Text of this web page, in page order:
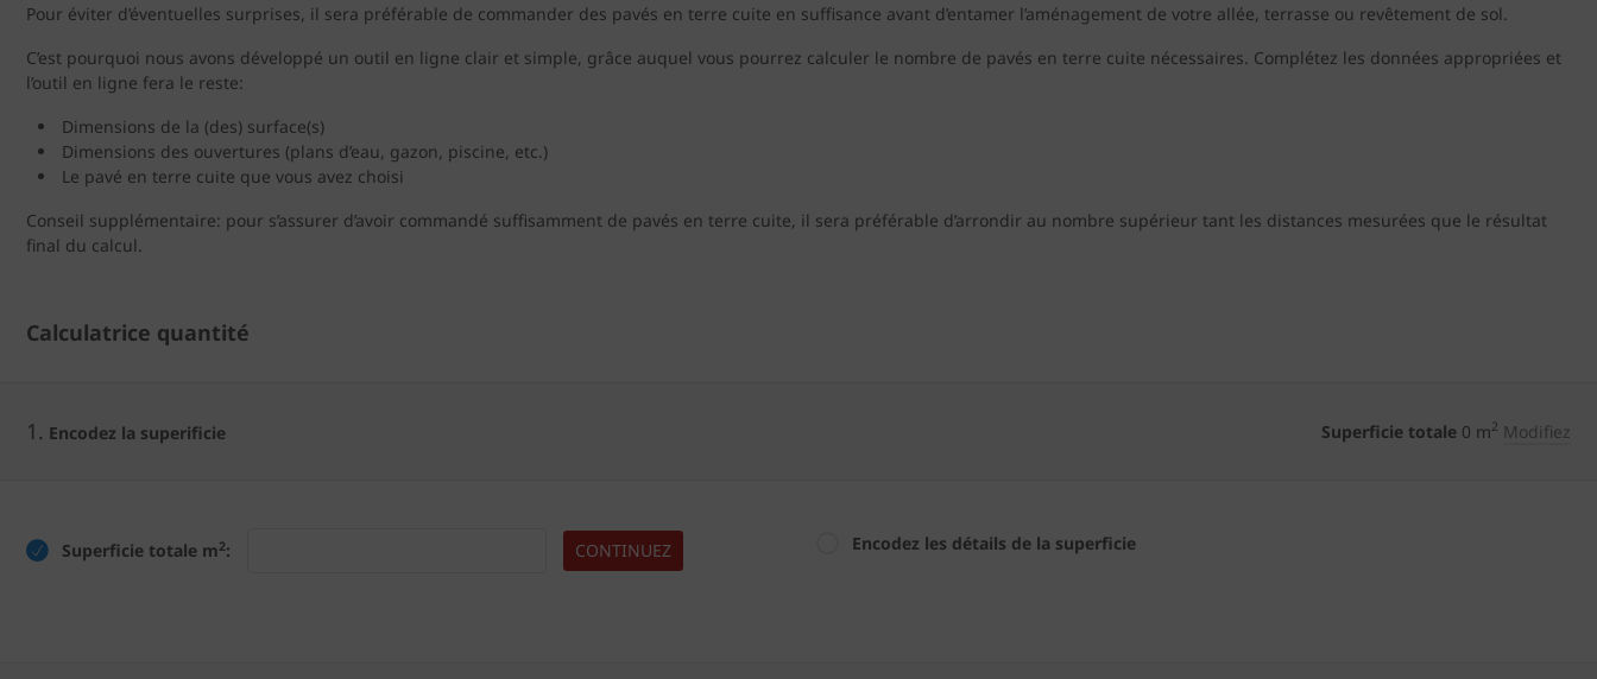
Pour éviter d’éventuelles surprises, il sera préférable de commander des pavés en terre cuite en suffisance avant d’entamer l’aménagement de votre allée, terrasse ou revêtement de sol.
C’est pourquoi nous avons développé un outil en ligne clair et simple, grâce auquel vous pourrez calculer le nombre de pavés en terre cuite nécessaires. Complétez les données appropriées et
l’outil en ligne fera le reste:
Dimensions de la (des) surface(s)
Dimensions des ouvertures (plans d’eau, gazon, piscine, etc.)
Le pavé en terre cuite que vous avez choisi
Conseil supplémentaire: pour s’assurer d’avoir commandé suffisamment de pavés en terre cuite, il sera préférable d’arrondir au nombre supérieur tant les distances mesurées que le résultat
final du calcul.
Calculatrice quantité
1. Encodez la superificie Superficie totale 0 m2 Modifiez
Superficie totale m2: CONTINUEZ Encodez les détails de la superficie